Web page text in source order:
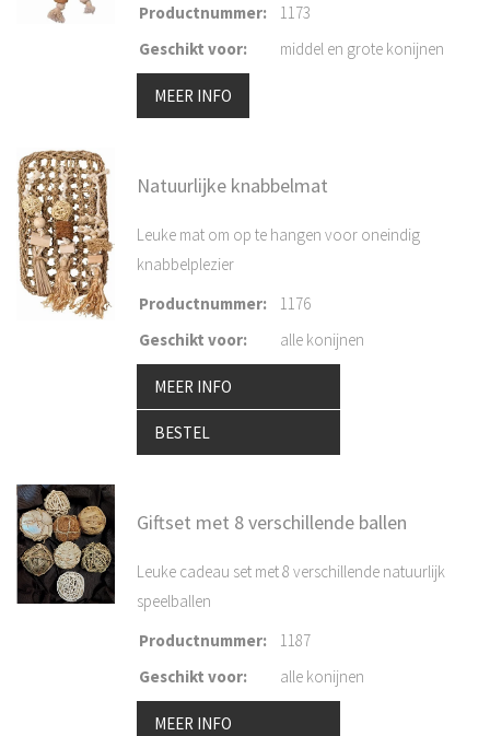
Productnummer:
1173
Geschikt voor: middel en grote konijnen
MEER INFO
Natuurlijke knabbelmat
Leuke mat om op te hangen voor oneindig
knabbelplezier
Productnummer:
1176
Geschikt voor: alle konijnen
MEER INFO
BESTEL
Giftset met 8 verschillende ballen
Leuke cadeau set met 8 verschillende natuurlijk
speelballen
Productnummer:
1187
Geschikt voor: alle konijnen
MEER INFO